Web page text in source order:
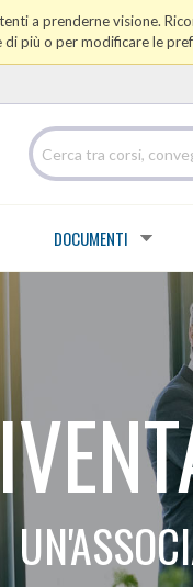
a prenderne visione.
più o per modificare le
DOCUMENTI